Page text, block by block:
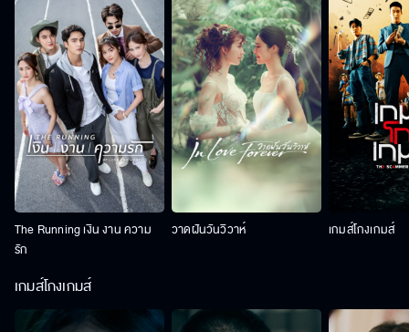
The Running เงิน งาน ความ
รัก
วาดฝันวันวิวาห์ เกมส์โกงเกมส์
เกมส์โกงเกมส์